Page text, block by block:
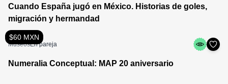
Cuando España jugó en México. Historias de goles,
migración y hermandad
$60 MXN
MuseosEn pareja
Numeralia Conceptual: MAP 20 aniversario